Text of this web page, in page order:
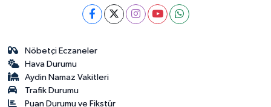
Nöbetçi Eczaneler
Hava Durumu
Aydin Namaz Vakitleri
Trafik Durumu
Puan Durumu ve Fikstür